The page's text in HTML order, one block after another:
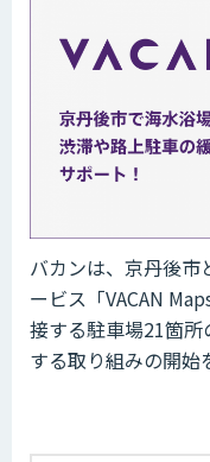
バカンは、京丹後
ービス「VACAN
接する駐車場21箇
する取り組みの開始